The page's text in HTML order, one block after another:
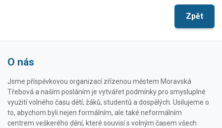
Zpět
O nás
Jsme příspěvkovou organizací zřízenou městem Moravská
Třebová a naším posláním je vytvářet podmínky pro smysluplné
využití volného času dětí, žáků, studentů a dospělých. Usilujeme o
to, abychom byli nejen formálním, ale také neformálním
centrem veškerého dění, které souvisí s volným časem všech